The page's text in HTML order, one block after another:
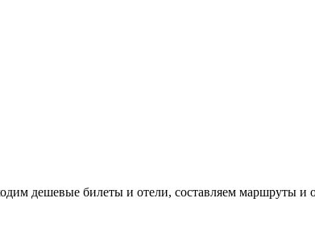
дешевые билеты и отели, составляем маршруты и